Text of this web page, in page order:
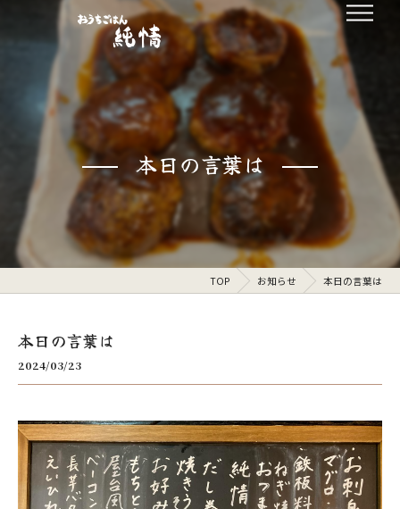
本日の言葉は
TOP お知らせ 本日の言葉は
本日の言葉は
2024/03/23